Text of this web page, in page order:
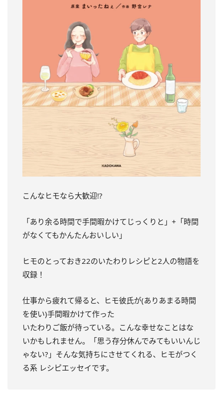
こんなヒモなら大歓迎!?
「あり余る時間で手間暇かけてじっくりと」+「時間
がなくてもかんたんおいしい」
ヒモのとっておき22のいたわりレシピと2人の物語を
収録！
仕事から疲れて帰ると、ヒモ彼氏が(ありあまる時間
を使い)手間暇かけて作った
いたわりご飯が待っている。こんな幸せなことはな
いかもしれません。「思う存分休んでみてもいいんじ
ゃない?」そんな気持ちにさせてくれる、ヒモがつく
る系 レシピエッセイです。